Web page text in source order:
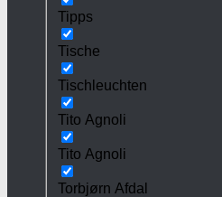
Tipps
Tische
Tischleuchten
Tito Agnoli
Tito Agnoli
Torbjørn Afdal